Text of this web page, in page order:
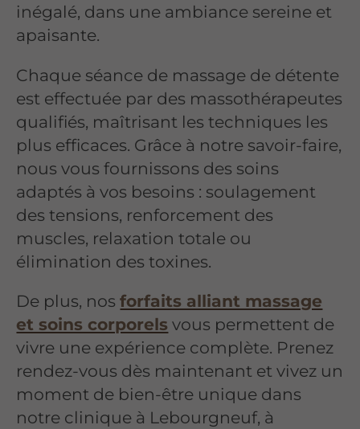
inégalé, dans une ambiance sereine et
apaisante.
Chaque séance de massage de détente
est effectuée par des massothérapeutes
qualifiés, maîtrisant les techniques les
plus efficaces. Grâce à notre savoir-faire,
nous vous fournissons des soins
adaptés à vos besoins : soulagement
des tensions, renforcement des
muscles, relaxation totale ou
élimination des toxines.
De plus, nosforfaits alliant massage
et soins corporels vous permettent de
vivre une expérience complète. Prenez
rendez-vous dès maintenant et vivez un
moment de bien-être unique dans
notre clinique à Lebourgneuf, à